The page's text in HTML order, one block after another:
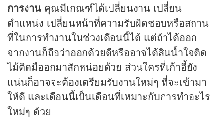
การงาน คุณมีเกณฑ์ได้เปลี่ยนงาน เปลี่ยน
ตำแหน่ง เปลี่ยนหน้าที่ความรับผิดชอบหรือสถาน
ที่ในการทำงานในช่วงเดือนนี้ได้ แต่ถ้าได้ออก
จากงานก็ถือว่าออกด้วยดีหรืออาจได้สินน้ำใจติด
ไม้ติดมืออกมาสักหน่อยด้วย ส่วนใครที่เก้าอี้ยัง
แน่นก็อาจจะต้องเตรียมรับงานใหม่ๆ ที่จะเข้ามา
ให้ดี และเดือนนี้เป็นเดือนที่เหมาะกับการทำอะไร
ใหม่ๆ ด้วย